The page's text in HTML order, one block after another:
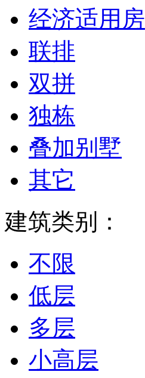
经济适用房
联排
双拼
独栋
叠加别墅
其它
建筑类别：
不限
低层
多层
小高层